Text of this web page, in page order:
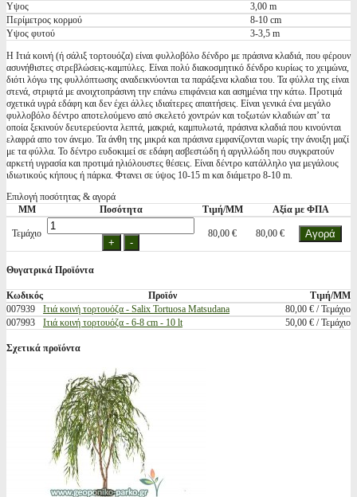
Υψος
3,00 m
Περίμετρος κορμού
8-10 cm
Υψος φυτού
3-3,5 m
Η Ιτιά κοινή (ή σάλιξ τορτουόζα) είναι φυλλοβόλο δένδρο με πράσινα κλαδιά, που φέρουν
ασυνήθιστες στρεβλώσεις-καμπύλες. Είναι πολύ διακοσμητικό δένδρο κυρίως το χειμώνα,
διότι λόγω της φυλλόπτωσης αναδεικνύονται τα παράξενα κλαδια του. Τα φύλλα της είναι
στενά, στριφτά με ανοιχτοπράσινη την επάνω επιφάνεια και ασημένια την κάτω. Προτιμά
σχετικά υγρά εδάφη και δεν έχει άλλες ιδιαίτερες απαιτήσεις. Είναι γενικά ένα μεγάλο
φυλλοβόλο δέντρο αποτελούμενο από σκελετό χοντρών και τοξωτών κλαδιών απ’ τα
οποία ξεκινούν δευτερεύοντα λεπτά, μακριά, καμπυλωτά, πράσινα κλαδιά που κινούνται
ελαφρά απο τον άνεμο. Τα άνθη της μικρά και πράσινα εμφανίζονται νωρίς την άνοιξη μαζί
με τα φύλλα. Το δέντρο ευδοκιμεί σε εδάφη ασβεστώδη ή αργιλλώδη που συγκρατούν
αρκετή υγρασία και προτιμά ηλιόλουστες θέσεις. Είναι δέντρο κατάλληλο για μεγάλους
ιδιωτικούς κήπους ή πάρκα. Φτανει σε ύψος 10-15 m και διάμετρο 8-10 m.
Επιλογή ποσότητας & αγορά
ΜΜ
Ποσότητα Τιμή/ΜΜ Αξία με ΦΠΑ
Τεμάχιο 80,00 € 80,00 €
Θυγατρικά Προϊόντα
Κωδικός Προϊόν
Τιμή/ΜΜ
007939
Ιτιά κοινή τορτουόζα - Salix Tortuosa Matsudana
80,00 € / Τεμάχιο
007993
Ιτιά κοινή τορτουόζα - 6-8 cm - 10 lt 50,00 € / Τεμάχιο
Σχετικά προϊόντα